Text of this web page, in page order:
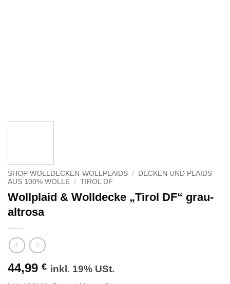
SHOP WOLLDECKEN-WOLLPLAIDS /
DECKEN UND PLAIDS
AUS 100% WOLLE / TIROL DF
Wollplaid & Wolldecke „Tirol DF“ grau-
altrosa
44,99 € inkl. 19% USt.